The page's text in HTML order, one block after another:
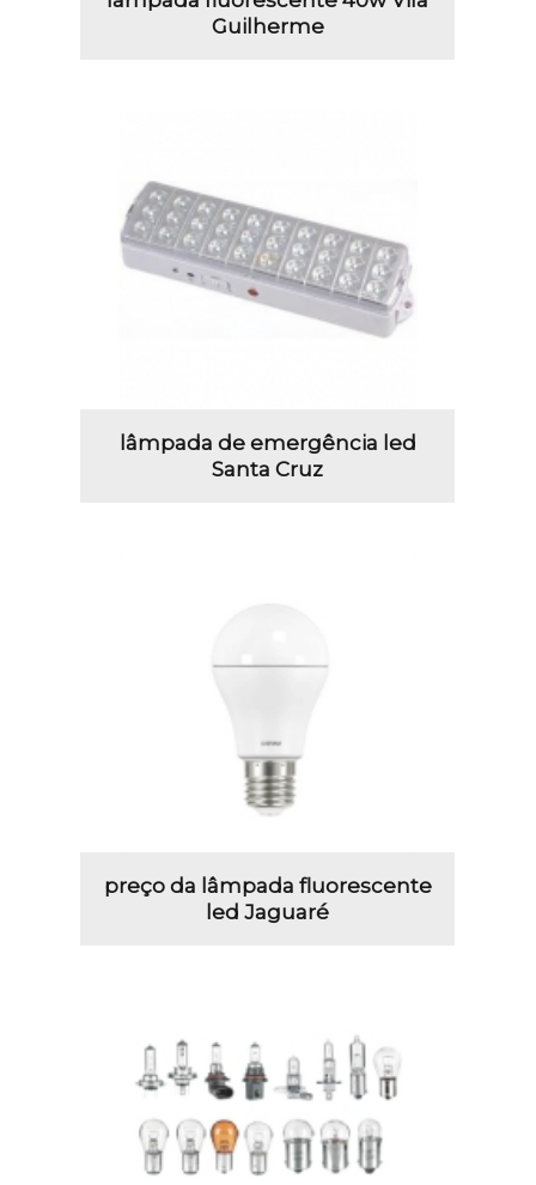
Guilherme
lâmpada de emergência led
Santa Cruz
preço da lâmpada fluorescente
led Jaguaré